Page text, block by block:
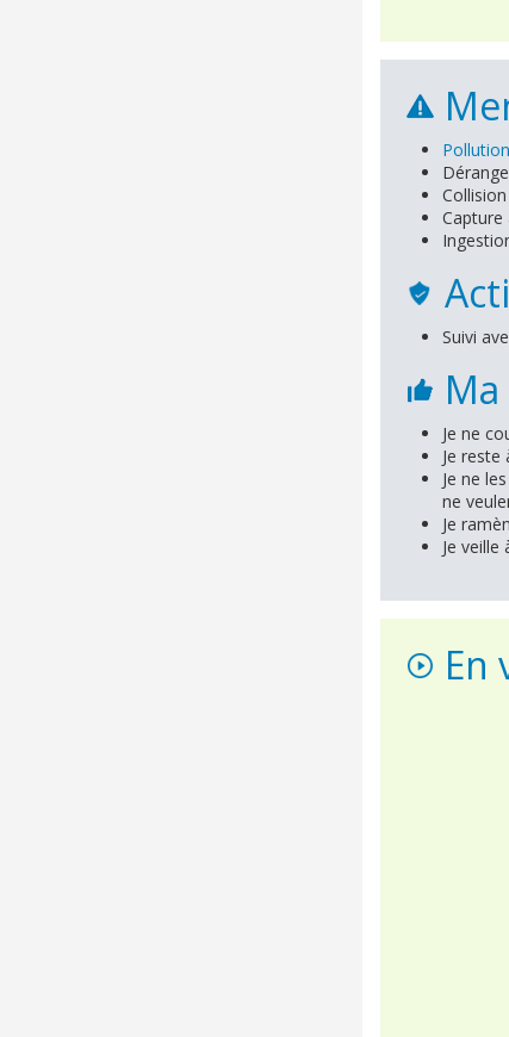
Pollution
Capture
Suivi
Je ne
Je reste
Je ne
ne
Je
Je
En